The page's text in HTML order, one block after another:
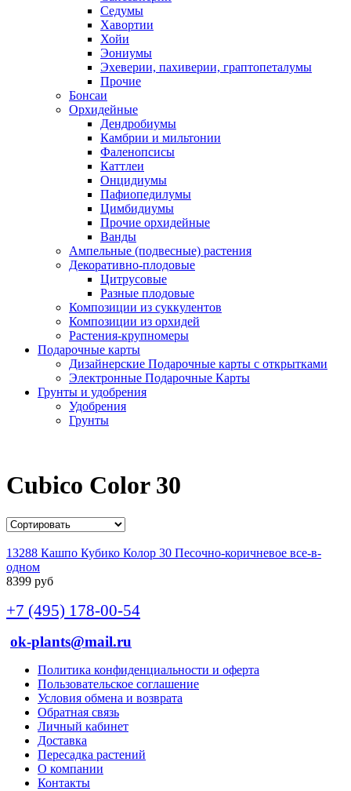
Седумы
Хавортии
Хойи
Эониумы
Эхеверии, пахиверии, граптопеталумы
Прочие
Бонсаи
Орхидейные
Дендробиумы
Камбрии и мильтонии
Фаленопсисы
Каттлеи
Онцидиумы
Пафиопедилумы
Цимбидиумы
Прочие орхидейные
Ванды
Ампельные (подвесные) растения
Декоративно-плодовые
Цитрусовые
Разные плодовые
Композиции из суккулентов
Композиции из орхидей
Растения-крупномеры
Подарочные карты
Дизайнерские Подарочные карты с открытками
Электронные Подарочные Карты
Грунты и удобрения
Удобрения
Грунты
Cubico Color 30
13288 Кашпо Кубико Колор 30 Песочно-коричневое все-в-
одном
8399 руб
+7 (495) 178-00-54
ok-plants@mail.ru
Политика конфиденциальности и оферта
Пользовательское соглашение
Условия обмена и возврата
Обратная связь
Личный кабинет
Доставка
Пересадка растений
О компании
Контакты